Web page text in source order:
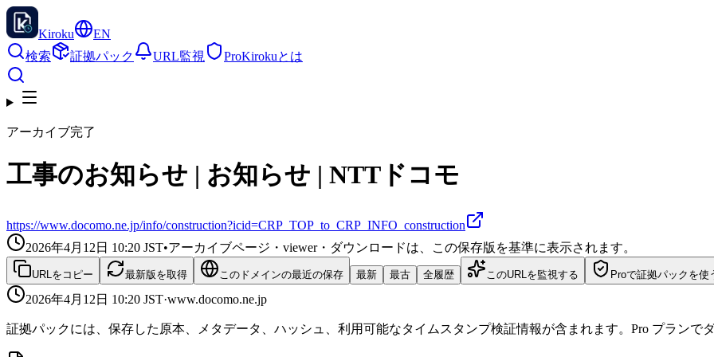
Kiroku
EN
検索
証拠パック URL監視 ProKirokuとは
アーカイブ完了
工事のお知らせ | お知らせ | NTTドコモ
https://www.docomo.ne.jp/info/construction?icid=CRP_TOP_to_CRP_INFO_construction
2026年4月12日 10:20 JST•アーカイブページ・viewer・ダウンロードは、この保存版を基準に表示されます。
URLをコピー 最新版を取得 このドメインの最近の保存 最新 最古 全履歴 このURLを監視する Proで証拠パックを使
2026年4月12日 10:20 JST·www.docomo.ne.jp
証拠パックには、保存した原本、メタデータ、ハッシュ、利用可能なタイムスタンプ検証情報が含まれます。Pro プランで